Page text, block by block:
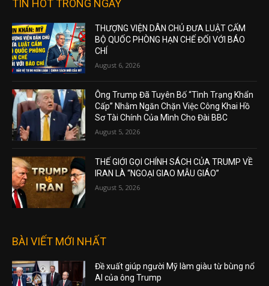
TIN HOT TRONG NGÀY
THƯỢNG VIỆN DÂN CHỦ ĐƯA LUẬT CẤM
BỘ QUỐC PHÒNG HẠN CHẾ ĐỐI VỚI BÁO
CHÍ
August 6, 2026
Ông Trump Đã Tuyên Bố “Tình Trạng Khẩn
Cấp” Nhằm Ngăn Chặn Việc Công Khai Hồ
Sơ Tài Chính Của Mình Cho Đài BBC
August 5, 2026
THẾ GIỚI GỌI CHÍNH SÁCH CỦA TRUMP VỀ
IRAN LÀ “NGOẠI GIAO MẪU GIÁO”
August 5, 2026
BÀI VIẾT MỚI NHẤT
Đề xuất giúp người Mỹ làm giàu từ bùng nổ
AI của ông Trump